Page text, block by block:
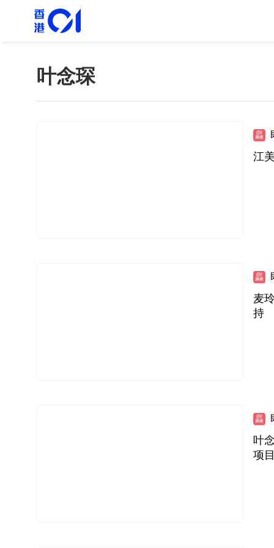
叶念琛
江
麦
持
叶
项